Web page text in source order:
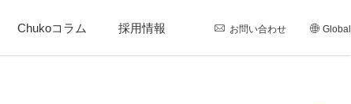
Chukoコラム 採用情報 お問い合わせ Global